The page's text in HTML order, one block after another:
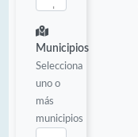
Municipios
Selecciona
uno o
más
municipios